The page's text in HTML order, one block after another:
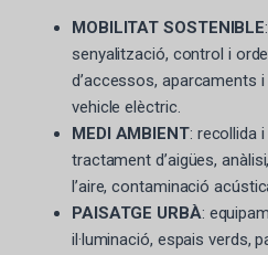
MOBILITAT SOSTENIBLE
senyalització, control i
d’accessos, aparcaments
vehicle elèctric.
MEDI AMBIENT: recollida
tractament d’aigües,
l’aire, contaminació
PAISATGE URBÀ:
il·luminació, espais verds,